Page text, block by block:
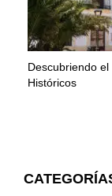
Descubriendo
Históricos